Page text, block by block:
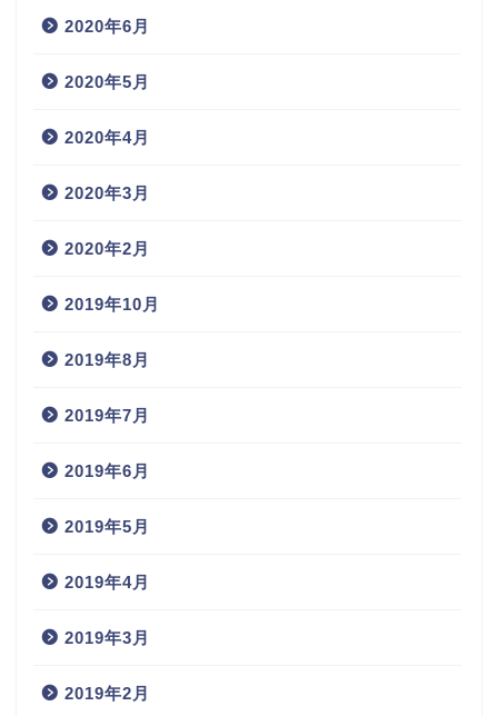
2020年6月
2020年5月
2020年4月
2020年3月
2020年2月
2019年10月
2019年8月
2019年7月
2019年6月
2019年5月
2019年4月
2019年3月
2019年2月